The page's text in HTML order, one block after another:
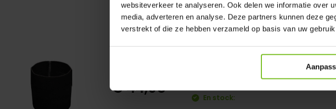
websiteverkeer te analyseren. Ook delen we informatie over
media, adverteren en analyse. Deze partners kunnen deze
verstrekt of die ze hebben verzameld op basis van uw
€ 44,95 Crape 12 pièces
En stock: